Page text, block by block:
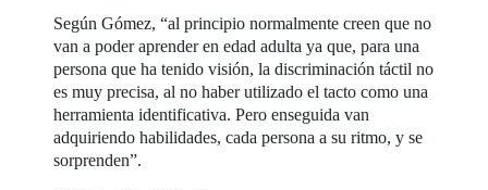
Según Gómez, “al principio normalmente creen que no
van a poder aprender en edad adulta ya que, para una
persona que ha tenido visión, la discriminación táctil no
es muy precisa, al no haber utilizado el tacto como una
herramienta identificativa. Pero enseguida van
adquiriendo habilidades, cada persona a su ritmo, y se
sorprenden”.